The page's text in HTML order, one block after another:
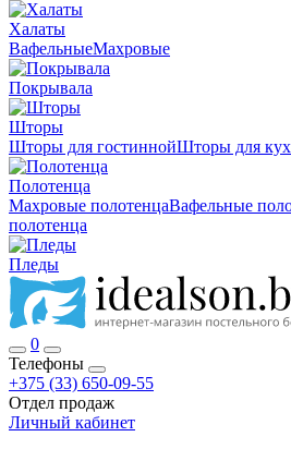
Халаты
ВафельныеМахровые
Покрывала
Шторы
Шторы для гостиннойШторы для
Полотенца
Махровые полотенцаВафельные
полотенца
Пледы
0
Телефоны
+375 (33) 650-09-55
Отдел продаж
Личный кабинет